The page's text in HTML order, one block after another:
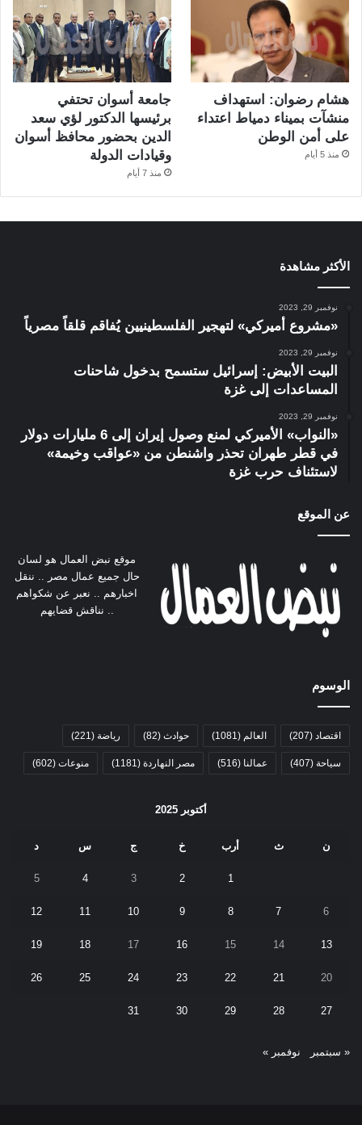
هشام رضوان: استهداف
منشآت بميناء دمياط اعتداء
على أمن الوطن
منذ 5 أيام
جامعة أسوان تحتفي
برئيسها الدكتور لؤي سعد
الدين بحضور محافظ أسوان
وقيادات الدولة
منذ 7 أيام
الأكثر مشاهدة
نوفمبر 29, 2023
«مشروع أميركي» لتهجير الفلسطينيين يُفاقم قلقاً مصرياً
نوفمبر 29, 2023
البيت الأبيض: إسرائيل ستسمح بدخول شاحنات
المساعدات إلى غزة
نوفمبر 29, 2023
«النواب» الأميركي لمنع وصول إيران إلى 6 مليارات دولار
في قطر طهران تحذر واشنطن من «عواقب وخيمة»
لاستئناف حرب غزة
عن الموقع
موقع نبض العمال هو لسان
حال جميع عمال مصر .. ننقل
اخبارهم .. نعبر عن شكواهم
.. نناقش قضايهم
الوسوم
اقتصاد (207) العالم (1081) حوادث (82) رياضة (221)
سياحة (407) عمالنا (516) مصر النهاردة (1181) منوعات (602)
أكتوبر 2025
ن ث أرب خ ج س د
1
2
3
4
5
6
7
8
9
10
11
12
13
14
15
16
17
18
19
20
21
22
23
24
25
26
27
28
29
30
31
« سبتمبر نوفمبر »